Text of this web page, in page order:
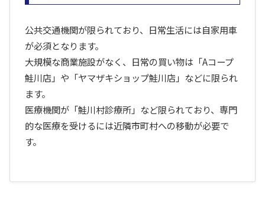
公共交通機関が限られており、日常生活には自家用車
が必須となります。
大規模な商業施設がなく、日常の買い物は「Aコープ
鮭川店」や「ヤマザキショップ鮭川店」などに限られ
ます。
医療機関が「鮭川村診療所」など限られており、専門
的な医療を受けるには近隣市町村への移動が必要で
す。